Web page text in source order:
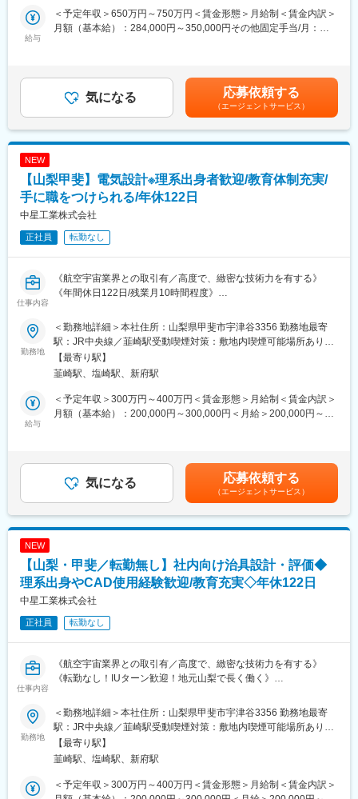
■働き方および福利厚生：
◇残業について
◇本社研修について（本社勤務以外）
本社（島原）で約1ヶ月間の研修を行うことがあります。その際に
は社宅を利用いただけます。
服装や髪色の自由、書籍購入のリクエスト制度、1時間単位での有
変更の範囲：会社の定める業務
す。地域貢献をミッションとする当社で、その意義を実感しなが
ら働ける方をお待ちしています。
きます。社内のアドバイザーとして、全体の生産性向上をミッシ
ョンとし、全国の支所運営をサポートするための仕組み作りをリ
※各自にノートパソコンとモニターが貸与されます。
■配属部署情報：
管理職として、社内のアドバイザー的役割を担い、業務のシステ
だける方を求めています。
◇残業について
ふるさと納税の特性上、11月から1月は繁忙期となり、残業や休
日出勤が増える場合があります。現在、業務効率化を進め、残業
の削減に取り組んでいます。
1ヶ月程度、島原本社での研修があり、その期間中は社宅を利用い
ただけます。
給与
＜予定年収＞650万円～750万円＜賃金形態＞月給制＜賃金内訳＞
月額（基本給）：284,000円～350,000円その他固定手当/月：
は業績による（前年度支給実績あり）※賞与は試用期間終了後、所
定の査定期間に在籍している方が対象賃金はあくまでも目安の金
額であり、選考を通じて上下する可能性があります。月給(月額)は
固定手当を含めた表記です。
気になる 応募依頼する
（エージェントサービス）
NEW
【山梨甲斐】電気設計※理系出身者歓迎/教育体制充実/
手に職をつけられる/年休122日
中星工業株式会社
正社員 転勤なし
仕事内容
《航空宇宙業界との取引有／高度で、緻密な技術力を有する》
《年間休日122日/残業月10時間程度》
製造設備の電気制御設計業務を担当します。具体的には、配線
図・機械回路図の作成、制御盤のレイアウト設計、センサーや制
御機器の選定、PLCによる自動化制御プログラムの作成など。
社内の設計者や製造部門と連携しながら、設備の安定稼働と改善
に貢献いただきます。
＜詳細＞・計画立案・設備仕様書の作成・センサー等の導入評価
など
勤務地
＜勤務地詳細＞本社住所：山梨県甲斐市宇津谷3356 勤務地最寄
駅：JR中央線／韮崎駅受動喫煙対策：敷地内喫煙可能場所あり変
更の範囲：会社の定める事業所
【最寄り駅】
韮崎駅、塩崎駅、新府駅
給与
＜予定年収＞300万円～400万円＜賃金形態＞月給制＜賃金内訳＞
月額（基本給）：200,000円～300,000円＜月給＞200,000円～
固定手当を含めた表記です。
気になる 応募依頼する
（エージェントサービス）
NEW
【山梨・甲斐／転勤無し】社内向け治具設計・評価◆
理系出身やCAD使用経験歓迎/教育充実◇年休122日
中星工業株式会社
正社員 転勤なし
仕事内容
《航空宇宙業界との取引有／高度で、緻密な技術力を有する》
《転勤なし！IUターン歓迎！地元山梨で長く働く》
■業務内容：
社内向けの加工治具設計、製図、技術評価業務等を担当していた
だきます
■業務詳細：
◎当社で製造する製品の設計・手順書の作成(CADを使います。将
勤務地
＜勤務地詳細＞本社住所：山梨県甲斐市宇津谷3356 勤務地最寄
駅：JR中央線／韮崎駅受動喫煙対策：敷地内喫煙可能場所あり変
更の範囲：会社の定める事業所
【最寄り駅】
韮崎駅、塩崎駅、新府駅
＜予定年収＞300万円～400万円＜賃金形態＞月給制＜賃金内訳＞